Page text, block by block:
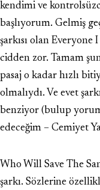
kendimi ve
başlıyorum. Gelmiş
şarkısı olan Everyone
cidden zor. Tamam
pasaj o kadar hızlı
olmalıydı. Ve evet
benziyor (bulup
edeceğim – Cemiyet
Who Will Save The
şarkı. Sözlerine